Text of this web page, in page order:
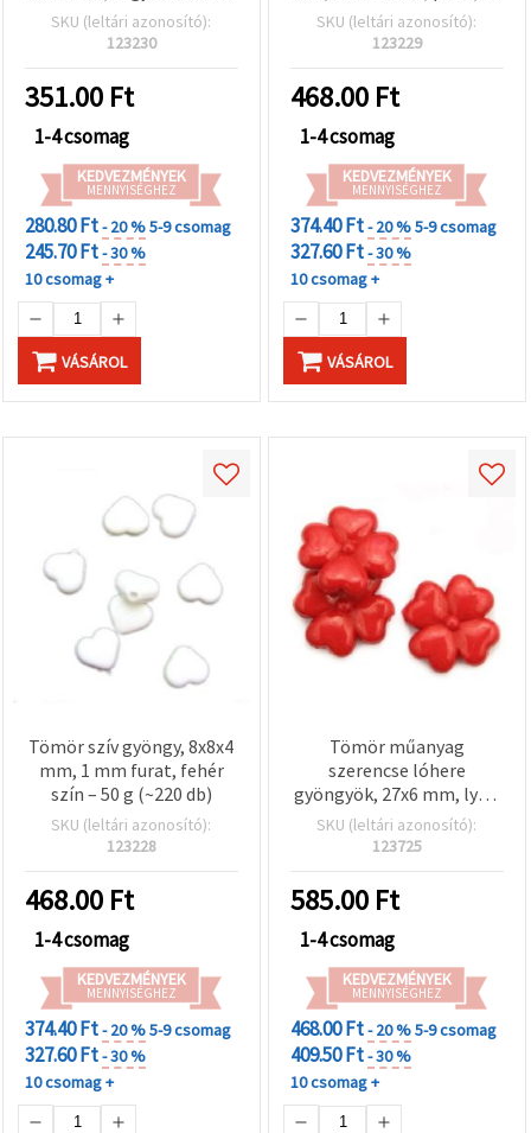
50 g (~220 db)
SKU (leltári azonosító):
123230
351.00 Ft
1-4 csomag
KEDVEZMÉNYEK
MENNYISÉGHEZ
280.80 Ft- 20 %5-9 csomag
245.70 Ft- 30 %
10 csomag +
VÁSÁROL
g-os csomag (~220 db) –
ékszerkészítéshez,
nyakláncokhoz,
kiegészítők és dekorációk
készítéséhez, DIY
kézműves projektekhez
SKU (leltári azonosító):
123229
468.00 Ft
1-4 csomag
KEDVEZMÉNYEK
MENNYISÉGHEZ
374.40 Ft- 20 %5-9 csomag
327.60 Ft- 30 %
10 csomag +
VÁSÁROL
Tömör szív gyöngy, 8x8x4
mm, 1 mm furat, fehér
szín – 50 g (~220 db)
SKU (leltári azonosító):
123228
468.00 Ft
1-4 csomag
KEDVEZMÉNYEK
MENNYISÉGHEZ
374.40 Ft- 20 %5-9 csomag
327.60 Ft- 30 %
10 csomag +
Tömör műanyag
szerencse lóhere
gyöngyök, 27x6 mm, lyuk:
2 mm, piros, 50 g (~20 db)
SKU (leltári azonosító):
123725
585.00 Ft
1-4 csomag
KEDVEZMÉNYEK
MENNYISÉGHEZ
468.00 Ft- 20 %5-9 csomag
409.50 Ft- 30 %
10 csomag +